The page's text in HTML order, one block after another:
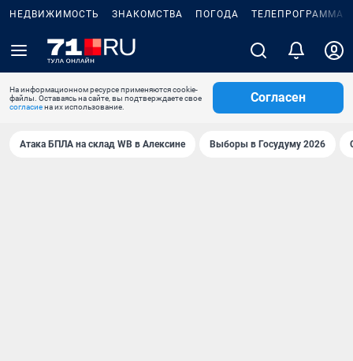
НЕДВИЖИМОСТЬ ЗНАКОМСТВА ПОГОДА ТЕЛЕПРОГРАММА
На информационном ресурсе применяются cookie-
файлы. Оставаясь на сайте, вы подтверждаете свое
согласиена их использование.
Согласен
Атака БПЛА на склад WB в Алексине Выборы в Госудуму 2026